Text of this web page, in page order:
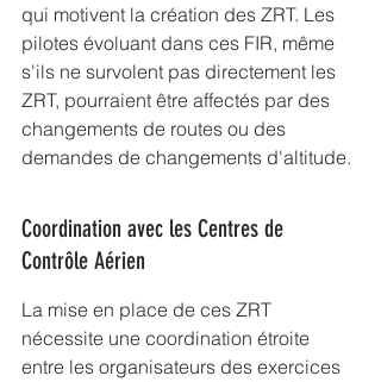
qui motivent la création des ZRT. Les
pilotes évoluant dans ces FIR, même
s'ils ne survolent pas directement les
ZRT, pourraient être affectés par des
changements de routes ou des
demandes de changements d'altitude.
Coordination avec les Centres de
Contrôle Aérien
La mise en place de ces ZRT
nécessite une coordination étroite
entre les organisateurs des exercices